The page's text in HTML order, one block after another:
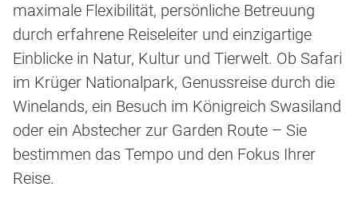
maximale Flexibilität, persönliche Betreuung
durch erfahrene Reiseleiter und einzigartige
Einblicke in Natur, Kultur und Tierwelt. Ob Safari
im Krüger Nationalpark, Genussreise durch die
Winelands, ein Besuch im Königreich Swasiland
oder ein Abstecher zur Garden Route – Sie
bestimmen das Tempo und den Fokus Ihrer
Reise.